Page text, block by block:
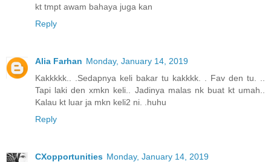
kt tmpt awam bahaya juga kan
Reply
Alia Farhan Monday, January 14, 2019
Kakkkkk.. .Sedapnya keli bakar tu kakkkk. . Fav den tu. ..
Tapi laki den xmkn keli.. Jadinya malas nk buat kt umah..
Kalau kt luar ja mkn keli2 ni. .huhu
Reply
CXopportunities Monday, January 14, 2019